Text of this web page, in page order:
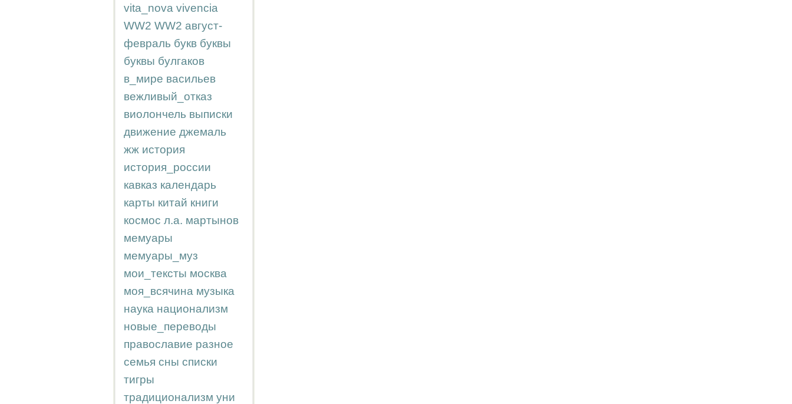
vita_nova vivencia
WW2 WW2 август-
февраль букв буквы
буквы булгаков
в_мире васильев
вежливый_отказ
виолончель выписки
движение джемаль
жж история
история_россии
кавказ календарь
карты китай книги
космос л.а. мартынов
мемуары
мемуары_муз
мои_тексты москва
моя_всячина музыка
наука национализм
новые_переводы
православие разное
семья сны списки
тигры
традиционализм уни